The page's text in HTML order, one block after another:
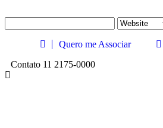
Quero me Associar
Contato 11 2175-0000